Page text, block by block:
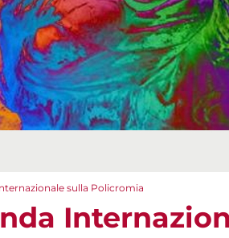
sulla Policromia